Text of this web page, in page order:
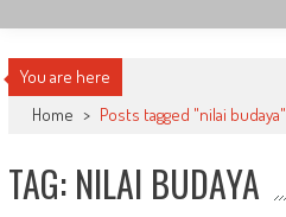
You are here
Home > Posts tagged "nilai budaya"
TAG: NILAI BUDAYA